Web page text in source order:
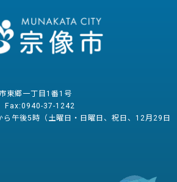
東郷一丁目1番1号
Fax:0940-37-1242
ら午後5時（土曜日・日曜日、祝日、12月29日